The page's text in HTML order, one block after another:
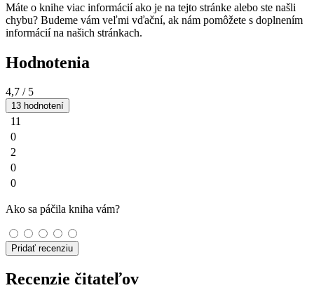
Máte o knihe viac informácií ako je na tejto stránke alebo ste našli
chybu? Budeme vám veľmi vďační, ak nám pomôžete s doplnením
informácií na našich stránkach.
Hodnotenia
4,7 / 5
13 hodnotení
11
0
2
0
0
Ako sa páčila kniha vám?
Pridať recenziu
Recenzie čitateľov